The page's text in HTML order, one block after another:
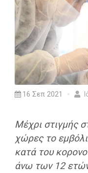
16 Σεπ 2021
Mέχρι στιγμής
χώρες το
κατά του
άνω των 12